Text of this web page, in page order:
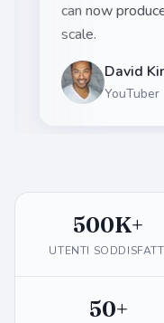
can
500K+
UTENTI
50+